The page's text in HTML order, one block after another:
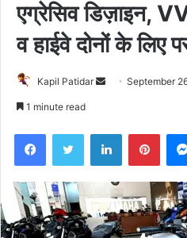
एग्रेसिव डिज़ाइन,
व हाईवे दोनों के लिए
Kapil Patidar
Send September
1 minute read
FacebookTwitter LinkedIn